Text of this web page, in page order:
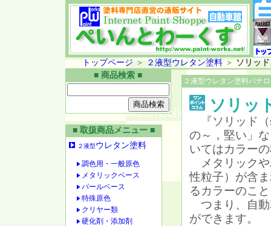
トップページ ＞ ２液型ウレタン塗料＞ ソリッ
■ 商品検索 ■
■ 取扱商品メニュー ■
２液型ウレタン塗料
調色用・一般原色
メタリックベース
パールベース
特殊原色
クリヤー類
硬化剤・添加剤
２液型ウレタン塗料パナ
ソリッ
『ソリッド（
の～，堅い」
いてはカラー
メタリックや
性粒子）が含
るカラーのこ
つまり、自動
ができます。